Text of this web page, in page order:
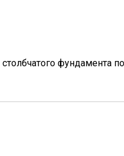
фундамента